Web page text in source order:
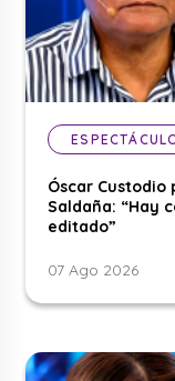
Óscar Custodio
Saldaña: “Hay
editado”
07 Ago 2026